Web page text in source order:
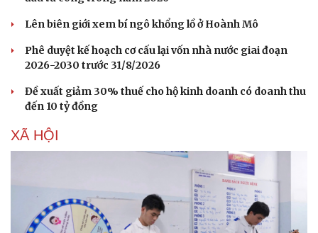
Lên biên giới xem bí ngô khổng lồ ở Hoành Mô
Phê duyệt kế hoạch cơ cấu lại vốn nhà nước giai đoạn
2026-2030 trước 31/8/2026
Đề xuất giảm 30% thuế cho hộ kinh doanh có doanh thu
đến 10 tỷ đồng
XÃ HỘI